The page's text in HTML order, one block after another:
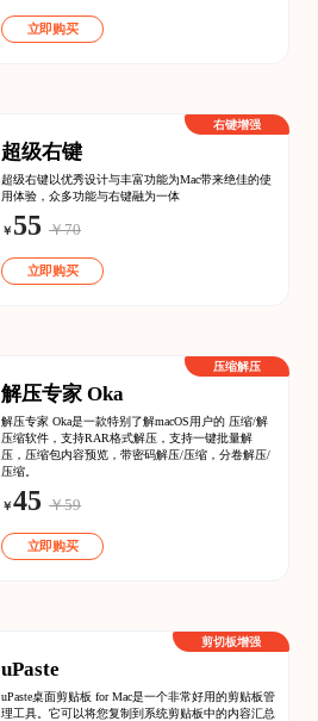
立即购买
超级右键
超级右键以优秀设计与丰富功能为Mac带来绝佳的使
用体验，众多功能与右键融为一体
￥ 55 ￥70
立即购买
右键增强
解压专家 Oka
解压专家 Oka是一款特别了解macOS用户的 压缩/解
压缩软件，支持RAR格式解压，支持一键批量解
压，压缩包内容预览，带密码解压/压缩，分卷解压/
压缩。
￥45 ￥59
立即购买
压缩解压
uPaste
uPaste桌面剪贴板 for Mac是一个非常好用的剪贴板管
理工具。它可以将您复制到系统剪贴板中的内容汇总
剪切板增强